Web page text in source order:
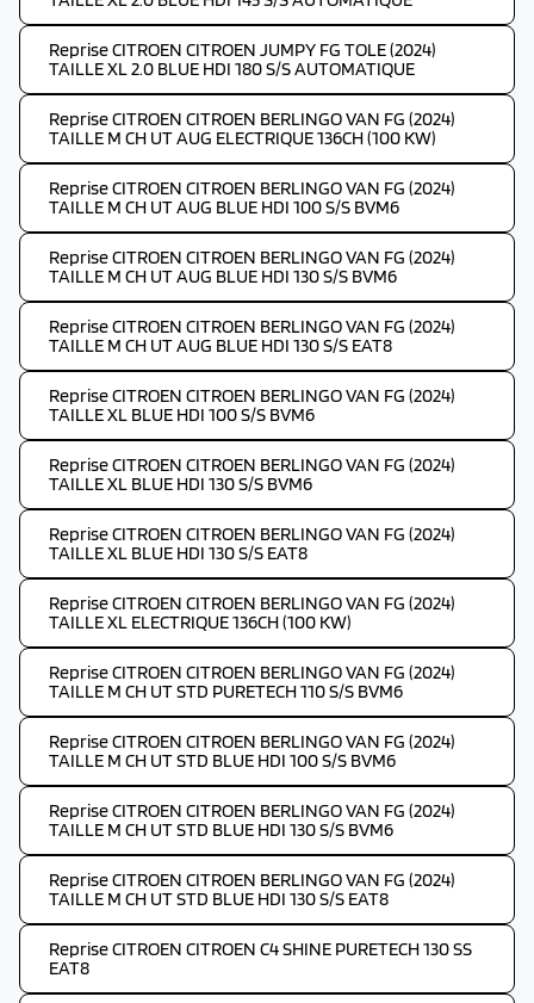
Reprise CITROEN CITROEN JUMPY FG TOLE (2024)
TAILLE XL 2.0 BLUE HDI 180 S/S AUTOMATIQUE
Reprise CITROEN CITROEN BERLINGO VAN FG (2024)
TAILLE M CH UT AUG ELECTRIQUE 136CH (100 KW)
Reprise CITROEN CITROEN BERLINGO VAN FG (2024)
TAILLE M CH UT AUG BLUE HDI 100 S/S BVM6
Reprise CITROEN CITROEN BERLINGO VAN FG (2024)
TAILLE M CH UT AUG BLUE HDI 130 S/S BVM6
Reprise CITROEN CITROEN BERLINGO VAN FG (2024)
TAILLE M CH UT AUG BLUE HDI 130 S/S EAT8
Reprise CITROEN CITROEN BERLINGO VAN FG (2024)
TAILLE XL BLUE HDI 100 S/S BVM6
Reprise CITROEN CITROEN BERLINGO VAN FG (2024)
TAILLE XL BLUE HDI 130 S/S BVM6
Reprise CITROEN CITROEN BERLINGO VAN FG (2024)
TAILLE XL BLUE HDI 130 S/S EAT8
Reprise CITROEN CITROEN BERLINGO VAN FG (2024)
TAILLE XL ELECTRIQUE 136CH (100 KW)
Reprise CITROEN CITROEN BERLINGO VAN FG (2024)
TAILLE M CH UT STD PURETECH 110 S/S BVM6
Reprise CITROEN CITROEN BERLINGO VAN FG (2024)
TAILLE M CH UT STD BLUE HDI 100 S/S BVM6
Reprise CITROEN CITROEN BERLINGO VAN FG (2024)
TAILLE M CH UT STD BLUE HDI 130 S/S BVM6
Reprise CITROEN CITROEN BERLINGO VAN FG (2024)
TAILLE M CH UT STD BLUE HDI 130 S/S EAT8
Reprise CITROEN CITROEN C4 SHINE PURETECH 130 SS
EAT8